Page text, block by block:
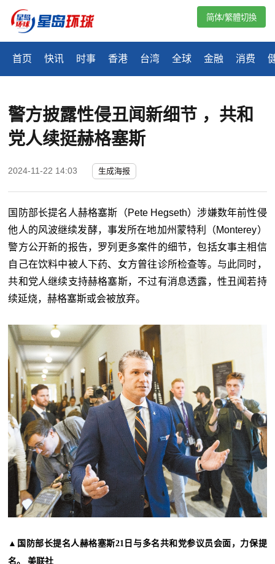
首页 快讯 时事 香港 台湾 全球 金融 消费
简体/繁體切換
警方披露性侵丑闻新细节 ，共和
党人续挺赫格塞斯
2024-11-22 14:03 生成海报
国防部长提名人赫格塞斯（Pete Hegseth）涉嫌数年前性侵
他人的风波继续发酵，事发所在地加州蒙特利（Monterey）
警方公开新的报告，罗列更多案件的细节，包括女事主相信
自己在饮料中被人下药、女方曾往诊所检查等。与此同时，
共和党人继续支持赫格塞斯，不过有消息透露，性丑闻若持
续延烧，赫格塞斯或会被放弃。
▲ 国防部长提名人赫格塞斯21日与多名共和党参议员会面，力保提
名。 美联社